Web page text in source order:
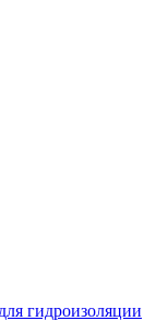
гидроизоляции